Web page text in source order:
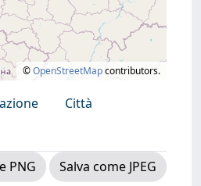
©OpenStreetMapcontributors.
Città
PNG
Salva come JPEG